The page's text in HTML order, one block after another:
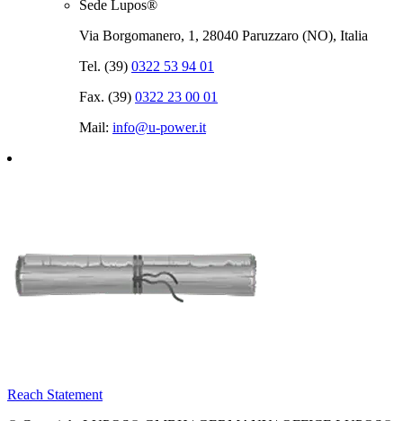
Sede Lupos®
Via Borgomanero, 1, 28040 Paruzzaro (NO), Italia
Tel. (39) 0322 53 94 01
Fax. (39) 0322 23 00 01
Mail: info@u‑power.it
Reach Statement